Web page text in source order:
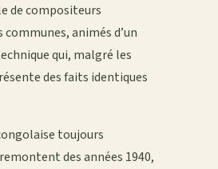
de compositeurs
animés d’un
qui, malgré les
des faits identiques
toujours
des années 1940,